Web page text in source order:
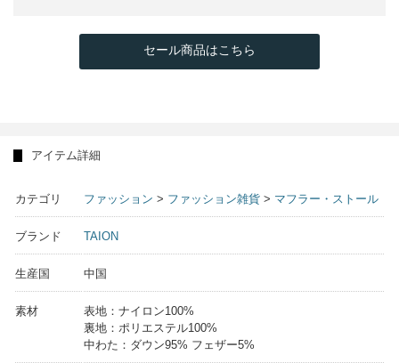
セール商品はこちら
アイテム詳細
カテゴリ ファッション > ファッション雑貨 > マフラー・ストール
ブランド TAION
生産国 中国
素材
表地：ナイロン100%
裏地：ポリエステル100%
中わた：ダウン95% フェザー5%